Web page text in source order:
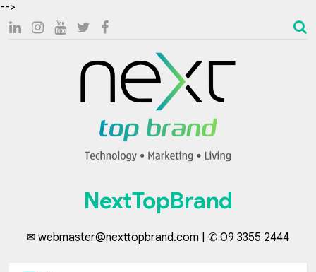
-->
NextTopBrand
✉ webmaster@nexttopbrand.com | ✆ 09 3355 2444